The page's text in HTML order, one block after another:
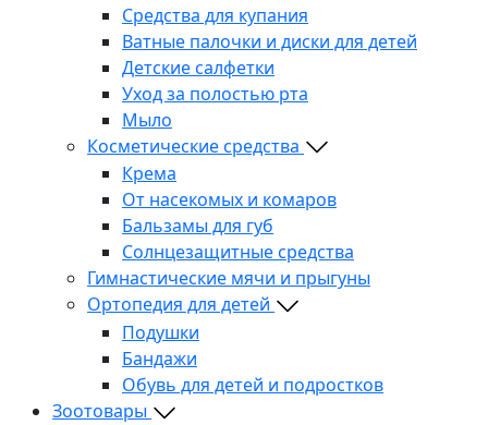
Средства для купания
Ватные палочки и диски для детей
Детские салфетки
Уход за полостью рта
Мыло
Косметические средства
Крема
От насекомых и комаров
Бальзамы для губ
Солнцезащитные средства
Гимнастические мячи и прыгуны
Ортопедия для детей
Подушки
Бандажи
Обувь для детей и подростков
Зоотовары